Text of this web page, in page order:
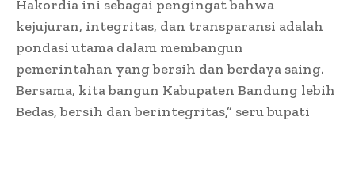
Hakordia ini sebagai pengingat bahwa
kejujuran, integritas, dan transparansi adalah
pondasi utama dalam membangun
pemerintahan yang bersih dan berdaya saing.
Bersama, kita bangun Kabupaten Bandung lebih
Bedas, bersih dan berintegritas,” seru bupati